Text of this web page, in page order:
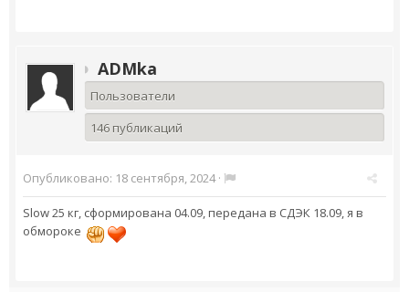
ADMka
Пользователи
146 публикаций
Опубликовано: 18 сентября, 2024·
Slow 25 кг, сформирована 04.09, передана в СДЭК 18.09, я в
обмороке